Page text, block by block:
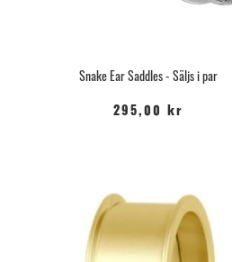
Snake Ear Saddles - Säljs i par
295,00 kr